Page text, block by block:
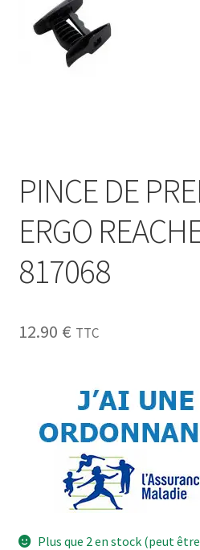
PINCE DE
ERGO
817068
12.90 € TTC
Plus que 2 en stock (peut